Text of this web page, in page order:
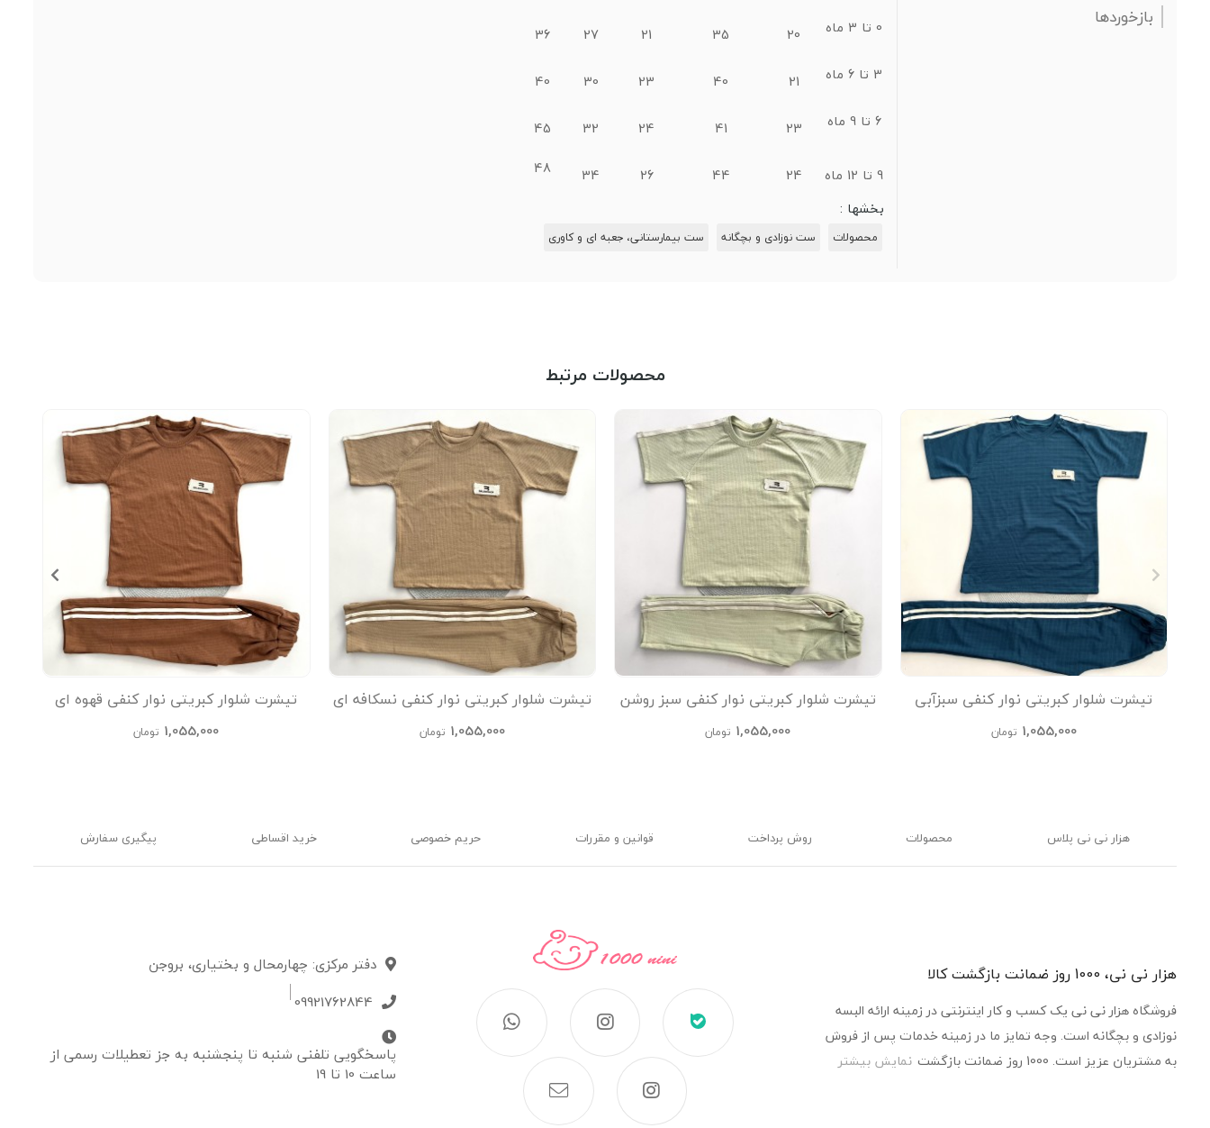
بازخوردها
0 تا 3 ماه
20
35
21
27
36
3 تا 6 ماه
21
40
23
30
40
6 تا 9 ماه
23
41
24
32
45
9 تا 12 ماه 24
44
26
34
48
بخشها :
محصولات ست نوزادی و بچگانه ست بیمارستانی، جعبه ای و کاوری
محصولات مرتبط
تیشرت شلوار کبریتی نوار کنفی سبزآبی
kids
1,055,000 تومان
تیشرت شلوار کبریتی نوار کنفی سبز روشن
kids
1,055,000 تومان
تیشرت شلوار کبریتی نوار کنفی نسکافه ای
kids
1,055,000 تومان
تیشرت شلوار کبریتی نوار کنفی قهوه ای
kids
1,055,000 تومان
هزار نی نی پلاس محصولات روش پرداخت قوانین و مقررات حریم خصوصی خرید اقساطی پیگیری سفارش
هزار نی نی، 1000 روز ضمانت بازگشت کالا
فروشگاه هزار نی نی یک کسب و کار اینترنتی در زمینه ارائه البسه
نوزادی و بچگانه است. وجه تمایز ما در زمینه خدمات پس از فروش
به مشتریان عزیز است. 1000 روز ضمانت بازگشت
نمایش بیشتر
دفتر مرکزی: چهارمحال و بختیاری، بروجن
09921762844
پاسخگویی تلفنی شنبه تا پنجشنبه به جز تعطیلات رسمی از
ساعت 10 تا 19